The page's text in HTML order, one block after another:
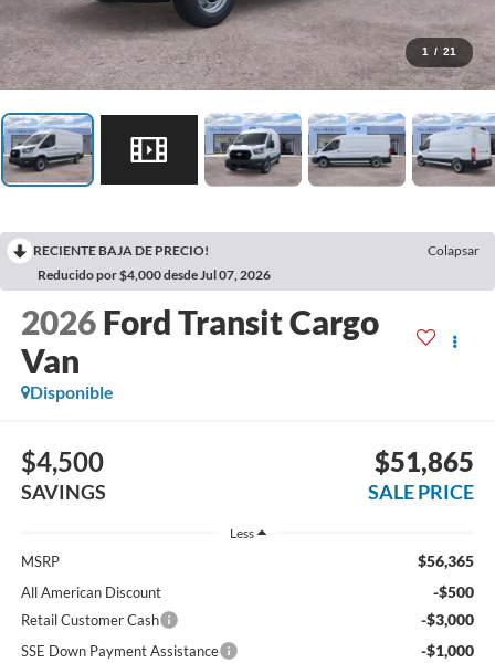
1 / 21
RECIENTE BAJA DE PRECIO!
Colapsar
Reducido por $4,000 desde Jul 07, 2026
2026 Ford Transit Cargo
Van
Disponible
$4,500
SAVINGS
$51,865
SALE PRICE
Less
MSRP $56,365
All American Discount -$500
Retail Customer Cash -$3,000
SSE Down Payment Assistance -$1,000